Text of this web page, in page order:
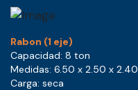
Rabon (1 eje)
Capacidad: 8 ton
Medidas: 6.50 x 2.50 x 2.40
Carga: seca